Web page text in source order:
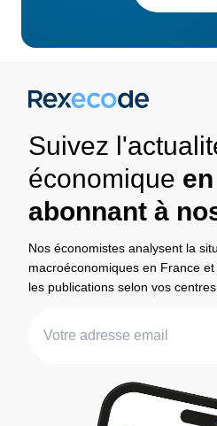
Suivez
économique
abonnant à
Nos économistes analysent la
macroéconomiques en France
les publications selon vos centres